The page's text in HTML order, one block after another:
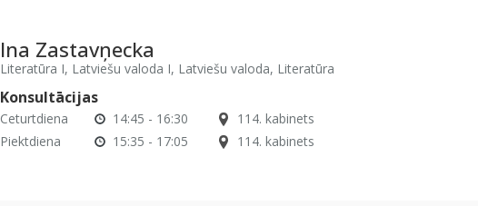
Ina Zastavņecka
Literatūra I, Latviešu valoda I, Latviešu valoda, Literatūra
Konsultācijas
Ceturtdiena 14:45 - 16:30
114. kabinets
Piektdiena
15:35 - 17:05 114. kabinets